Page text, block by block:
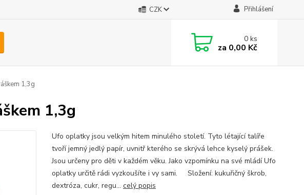
CZK Přihlášení
0ks
za 0,00 Kč
1,3g
1,3g
Ufo oplatky jsou velkým hitem minulého století. Tyto létající talíře
tvoří jemný jedlý papír, uvnitř kterého se skrývá lehce kyselý prášek.
Jsou určeny pro děti v každém věku. Jako vzpomínku na své mládí Ufo
oplatky určitě rádi vyzkoušíte i vy sami. Složení: kukuřičný škrob,
dextróza, cukr, regu... celý popis